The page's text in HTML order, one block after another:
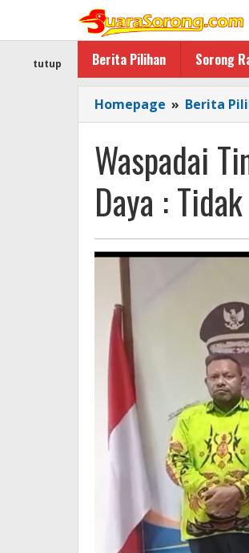
Berita Pilihan Sorong
tutup
Homepage » Berita
Waspadai
Daya :